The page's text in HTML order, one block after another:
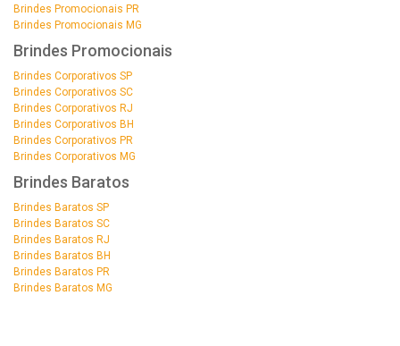
Brindes Promocionais PR
Brindes Promocionais MG
Brindes Promocionais
Brindes Corporativos SP
Brindes Corporativos SC
Brindes Corporativos RJ
Brindes Corporativos BH
Brindes Corporativos PR
Brindes Corporativos MG
Brindes Baratos
Brindes Baratos SP
Brindes Baratos SC
Brindes Baratos RJ
Brindes Baratos BH
Brindes Baratos PR
Brindes Baratos MG